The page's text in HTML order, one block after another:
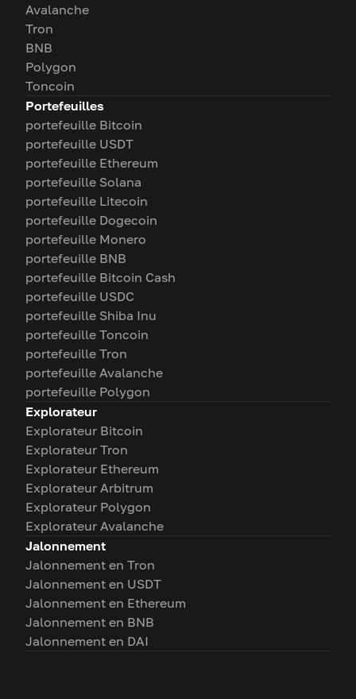
Avalanche
Tron
BNB
Polygon
Toncoin
Portefeuilles
portefeuille Bitcoin
portefeuille USDT
portefeuille Ethereum
portefeuille Solana
portefeuille Litecoin
portefeuille Dogecoin
portefeuille Monero
portefeuille BNB
portefeuille Bitcoin Cash
portefeuille USDC
portefeuille Shiba Inu
portefeuille Toncoin
portefeuille Tron
portefeuille Avalanche
portefeuille Polygon
Explorateur
Explorateur Bitcoin
Explorateur Tron
Explorateur Ethereum
Explorateur Arbitrum
Explorateur Polygon
Explorateur Avalanche
Jalonnement
Jalonnement en Tron
Jalonnement en USDT
Jalonnement en Ethereum
Jalonnement en BNB
Jalonnement en DAI